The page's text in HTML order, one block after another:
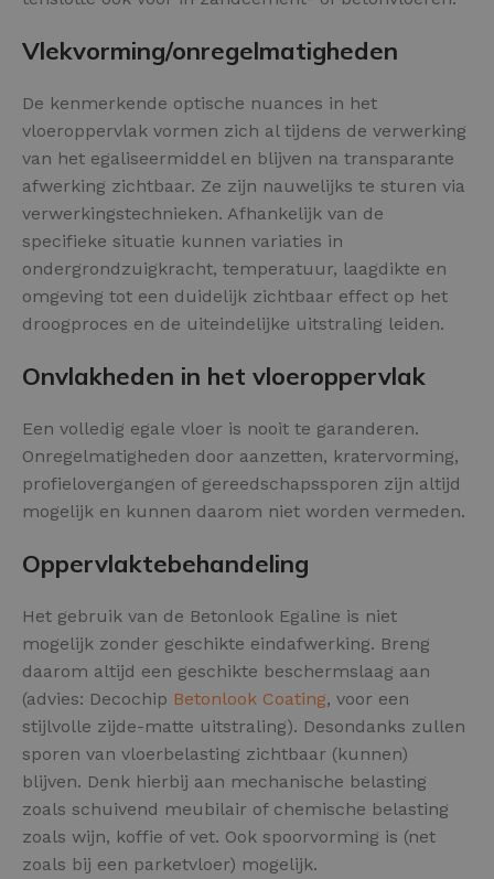
Vlekvorming/onregelmatigheden
De kenmerkende optische nuances in het
vloeroppervlak vormen zich al tijdens de verwerking
van het egaliseermiddel en blijven na transparante
afwerking zichtbaar. Ze zijn nauwelijks te sturen via
verwerkingstechnieken. Afhankelijk van de
specifieke situatie kunnen variaties in
ondergrondzuigkracht, temperatuur, laagdikte en
omgeving tot een duidelijk zichtbaar effect op het
droogproces en de uiteindelijke uitstraling leiden.
Onvlakheden in het vloeroppervlak
Een volledig egale vloer is nooit te garanderen.
Onregelmatigheden door aanzetten, kratervorming,
profielovergangen of gereedschapssporen zijn altijd
mogelijk en kunnen daarom niet worden vermeden.
Oppervlaktebehandeling
Het gebruik van de Betonlook Egaline is niet
mogelijk zonder geschikte eindafwerking. Breng
daarom altijd een geschikte beschermslaag aan
(advies: Decochip Betonlook Coating, voor een
stijlvolle zijde-matte uitstraling). Desondanks zullen
sporen van vloerbelasting zichtbaar (kunnen)
blijven. Denk hierbij aan mechanische belasting
zoals schuivend meubilair of chemische belasting
zoals wijn, koffie of vet. Ook spoorvorming is (net
zoals bij een parketvloer) mogelijk.